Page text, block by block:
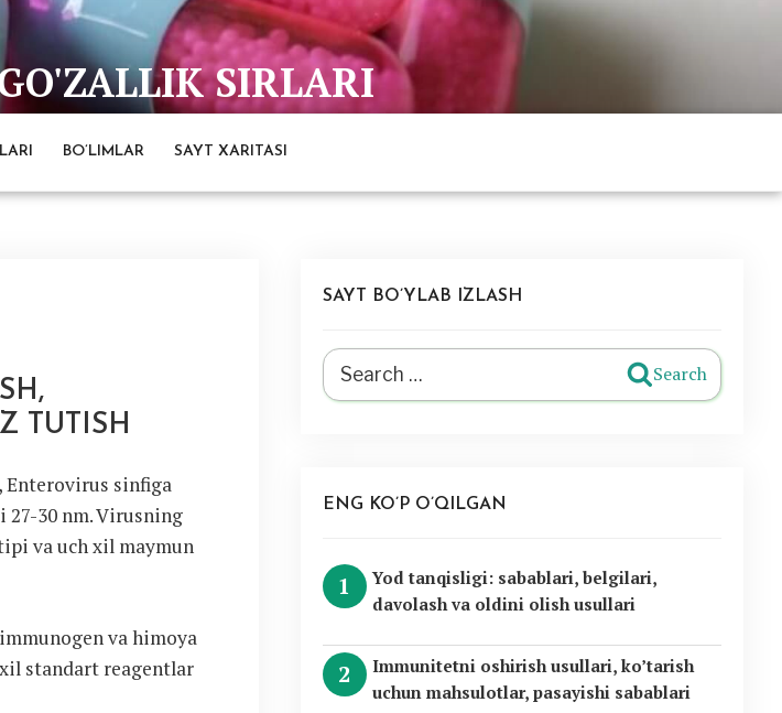
SIRLARI
BO’LIMLAR SAYT XARITASI
TUTISH
Enterovirus sinfiga
30 nm. Virusning
va uch xil maymun
va himoya
standart reagentlar
SAYT BO’YLAB IZLASH
Search
for:
Search
ENG KO’P O’QILGAN
Yod tanqisligi: sabablari, belgilari,
davolash va oldini olish usullari
Immunitetni oshirish usullari, ko’tarish
uchun mahsulotlar, pasayishi sabablari